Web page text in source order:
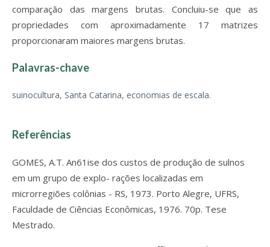
comparação das margens brutas. Concluiu-se que as
propriedades com aproximadamente 17 matrizes
proporcionaram maiores margens brutas.
Palavras-chave
suinocultura, Santa Catarina, economias de escala.
Referências
GOMES, A.T. An61ise dos custos de produção de sulnos
em um grupo de explo- rações localizadas em
microrregiões colônias - RS, 1973. Porto Alegre, UFRS,
Faculdade de Ciências Econômicas, 1976. 70p. Tese
Mestrado.